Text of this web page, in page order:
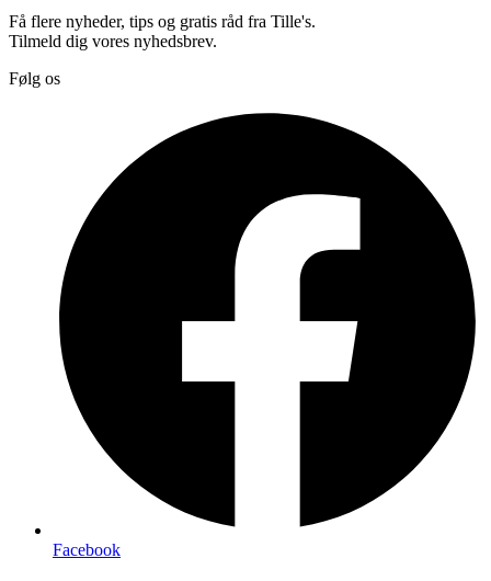
Få flere nyheder, tips og gratis råd fra Tille's.
Tilmeld dig vores nyhedsbrev.
Følg os
Facebook